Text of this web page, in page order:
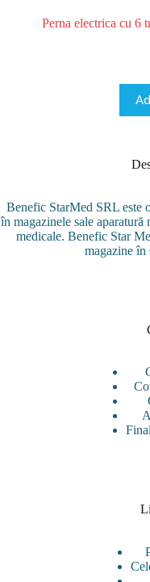
Perna electrica cu 6
Benefic StarMed SRL este
în magazinele sale aparatură
medicale. Benefic Star
magazine în